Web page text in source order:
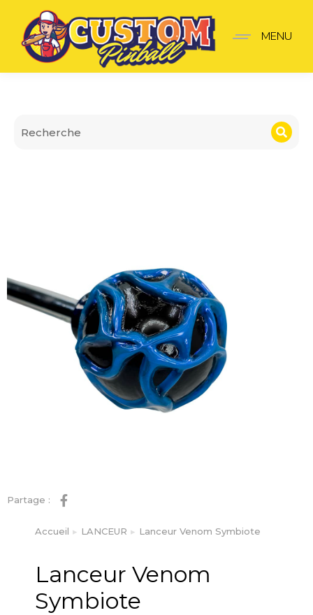
Lanceur Venom
MENU
Partage :
Vous êtes ici :
Accueil LANCEUR Lanceur Venom Symbiote
Lanceur Venom
Symbiote